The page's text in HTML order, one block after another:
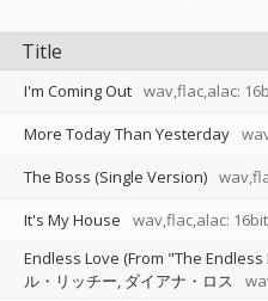
Title
I'm Coming Out wav,flac,alac:
More Today Than Yesterday
The Boss (Single Version)
It's My House wav,flac,alac:
Endless Love (From "The
ル・リッチー ダイアナ・ロス